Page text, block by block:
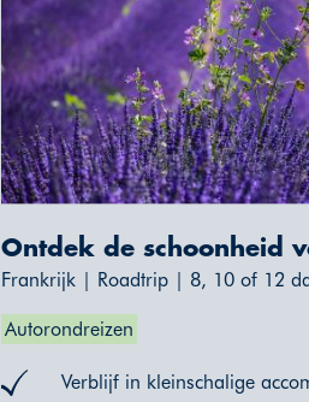
Ontdek de schoonheid
Frankrijk | Roadtrip | 8, 10 of 12
Autorondreizen
Verblijf in kleinschalige